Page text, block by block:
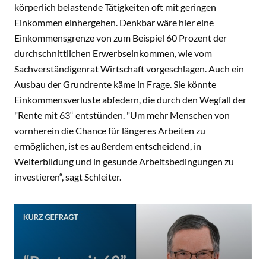
körperlich belastende Tätigkeiten oft mit geringen
Einkommen einhergehen. Denkbar wäre hier eine
Einkommensgrenze von zum Beispiel 60 Prozent der
durchschnittlichen Erwerbseinkommen, wie vom
Sachverständigenrat Wirtschaft vorgeschlagen. Auch ein
Ausbau der Grundrente käme in Frage. Sie könnte
Einkommensverluste abfedern, die durch den Wegfall der
"Rente mit 63“ entstünden. "Um mehr Menschen von
vornherein die Chance für längeres Arbeiten zu
ermöglichen, ist es außerdem entscheidend, in
Weiterbildung und in gesunde Arbeitsbedingungen zu
investieren“, sagt Schleiter.